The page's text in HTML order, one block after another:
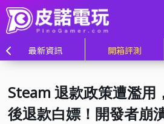
最新資訊 開箱評測
Steam 退款政策遭濫用
後退款白嫖！開發者崩